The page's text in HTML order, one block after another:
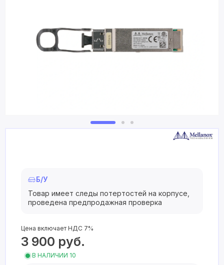
Б/У
Товар имеет следы потертостей на корпусе,
проведена предпродажная проверка
Цена включает НДС 7%
3 900 руб.
В НАЛИЧИИ 10